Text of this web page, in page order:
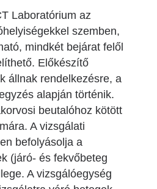
Laboratórium az
szemben,
mindkét bejárat felől
Előkészítő
állnak rendelkezésre, a
alapján történik.
beutalóhoz kötött
A vizsgálati
befolyásolja a
(járó- és fekvőbeteg
A vizsgálóegység